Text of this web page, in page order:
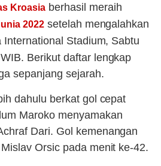
Kroasia berhasil meraih
2022setelah mengalahkan
Stadium, Sabtu
Berikut daftar lengkap
sepanjang sejarah.
dahulu berkat gol cepat
Maroko menyamakan
Dari. Gol kemenangan
Orsic pada menit ke-42.